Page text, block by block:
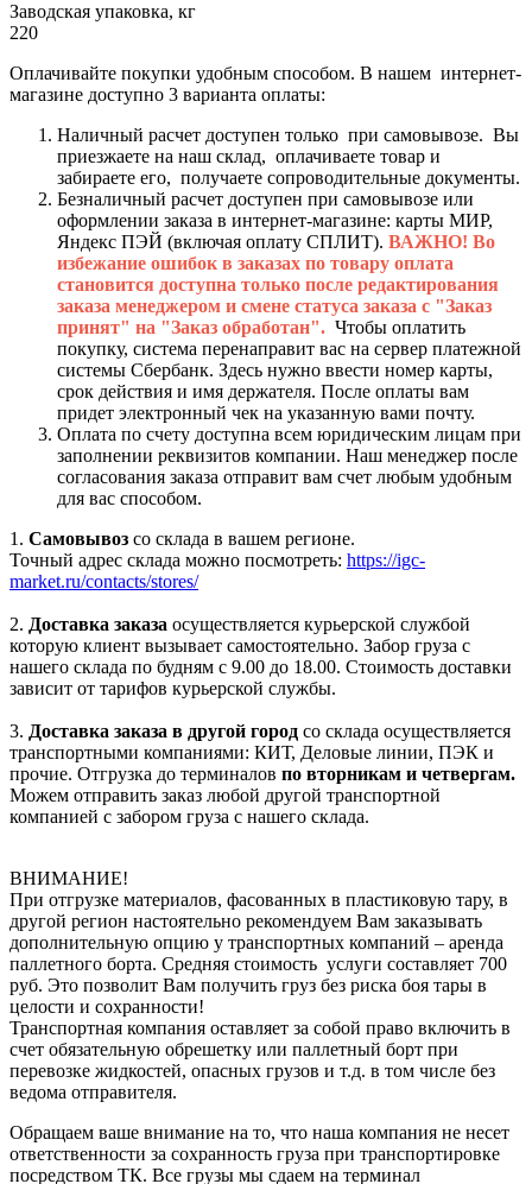
Заводская упаковка, кг
220
Оплачивайте покупки удобным способом. В нашем интернет-
магазине доступно 3 варианта оплаты:
Наличный расчет доступен только при самовывозе. Вы
приезжаете на наш склад, оплачиваете товар и
забираете его, получаете сопроводительные документы.
Безналичный расчет доступен при самовывозе или
оформлении заказа в интернет-магазине: карты МИР,
Яндекс ПЭЙ (включая оплату СПЛИТ). ВАЖНО! Во
избежание ошибок в заказах по товару оплата
становится доступна только после редактирования
заказа менеджером и смене статуса заказа с "Заказ
принят" на "Заказ обработан". Чтобы оплатить
покупку, система перенаправит вас на сервер платежной
системы Сбербанк. Здесь нужно ввести номер карты,
срок действия и имя держателя. После оплаты вам
придет электронный чек на указанную вами почту.
Оплата по счету доступна всем юридическим лицам при
заполнении реквизитов компании. Наш менеджер после
согласования заказа отправит вам счет любым удобным
для вас способом.
1. Самовывоз со склада в вашем регионе.
Точный адрес склада можно посмотреть: https://igc-
market.ru/contacts/stores/
2. Доставка заказа осуществляется курьерской службой
которую клиент вызывает самостоятельно. Забор груза с
нашего склада по будням с 9.00 до 18.00. Стоимость доставки
зависит от тарифов курьерской службы.
3. Доставка заказа в другой город со склада осуществляется
транспортными компаниями: КИТ, Деловые линии, ПЭК и
прочие. Отгрузка до терминалов по вторникам и четвергам.
Можем отправить заказ любой другой транспортной
компанией с забором груза с нашего склада.
ВНИМАНИЕ!
При отгрузке материалов, фасованных в пластиковую тару, в
другой регион настоятельно рекомендуем Вам заказывать
дополнительную опцию у транспортных компаний – аренда
паллетного борта. Средняя стоимость услуги составляет 700
руб. Это позволит Вам получить груз без риска боя тары в
целости и сохранности!
Транспортная компания оставляет за собой право включить в
счет обязательную обрешетку или паллетный борт при
перевозке жидкостей, опасных грузов и т.д. в том числе без
ведома отправителя.
Обращаем ваше внимание на то, что наша компания не несет
ответственности за сохранность груза при транспортировке
посредством ТК. Все грузы мы сдаем на терминал